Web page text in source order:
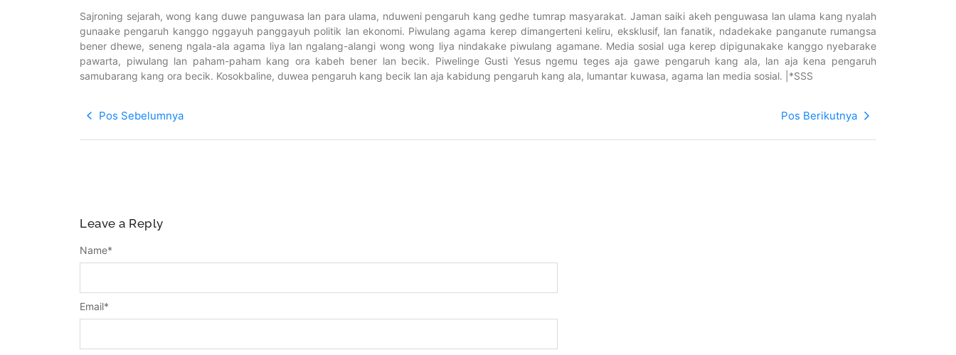
Sajroning sejarah, wong kang duwe panguwasa lan para ulama, nduweni pengaruh kang gedhe tumrap masyarakat. Jaman saiki akeh penguwasa lan ulama kang nyalah
gunaake pengaruh kanggo nggayuh panggayuh politik lan ekonomi. Piwulang agama kerep dimangerteni keliru, eksklusif, lan fanatik, ndadekake panganute rumangsa
bener dhewe, seneng ngala-ala agama liya lan ngalang-alangi wong wong liya nindakake piwulang agamane. Media sosial uga kerep dipigunakake kanggo nyebarake
pawarta, piwulang lan paham-paham kang ora kabeh bener lan becik. Piwelinge Gusti Yesus ngemu teges aja gawe pengaruh kang ala, lan aja kena pengaruh
samubarang kang ora becik. Kosokbaline, duwea pengaruh kang becik lan aja kabidung pengaruh kang ala, lumantar kuwasa, agama lan media sosial. |*SSS
Pos Sebelumnya Pos Berikutnya
Leave a Reply
Name*
Email*